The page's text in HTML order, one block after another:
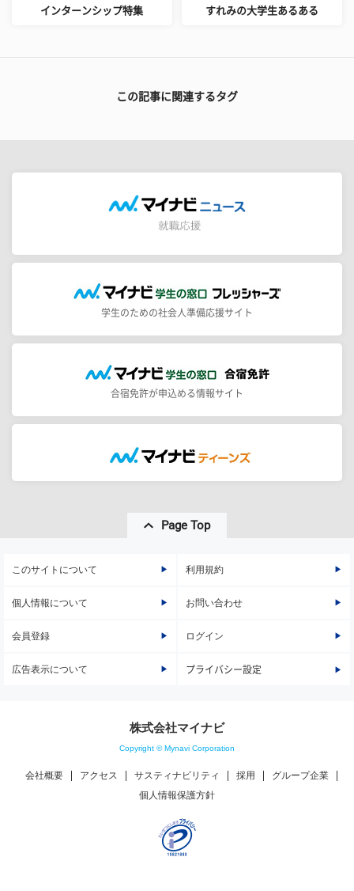
インターンシップ特集 すれみの大学生あるある
この記事に関連するタグ
学生のための社会人準備応援サイト
合宿免許が申込める情報サイト
Page Top
このサイトについて 利用規約
個人情報について お問い合わせ
会員登録 ログイン
広告表示について プライバシー設定
株式会社マイナビ
Copyright © Mynavi Corporation
会社概要 アクセス サスティナビリティ 採用
グループ企業
個人情報保護方針